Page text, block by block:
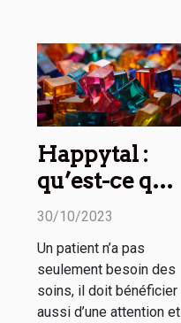
Happytal :
qu’est-ce que
c’est ?
30/10/2023
Un patient n’a pas
seulement besoin des
soins, il doit bénéficier
aussi d’une attention et